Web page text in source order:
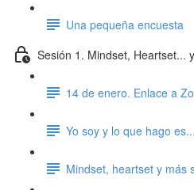
Una pequeña encuesta
Sesión 1. Mindset, Heartset...
14 de enero. Enlace a
Yo soy y lo que hago
Mindset, heartset y más